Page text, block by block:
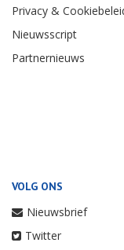
Privacy &
Nieuwsscript
Partnernieuws
VOLG ONS
Nieuwsbrief
Twitter